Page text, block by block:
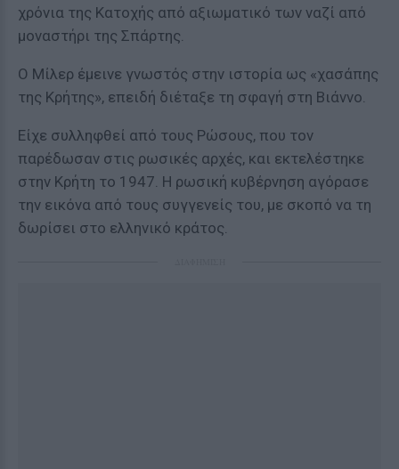
χρόνια της Κατοχής από αξιωματικό των ναζί από
μοναστήρι της Σπάρτης.
Ο Μίλερ έμεινε γνωστός στην ιστορία ως «χασάπης
της Κρήτης», επειδή διέταξε τη σφαγή στη Βιάννο.
Είχε συλληφθεί από τους Ρώσους, που τον
παρέδωσαν στις ρωσικές αρχές, και εκτελέστηκε
στην Κρήτη το 1947. Η ρωσική κυβέρνηση αγόρασε
την εικόνα από τους συγγενείς του, με σκοπό να τη
δωρίσει στο ελληνικό κράτος.